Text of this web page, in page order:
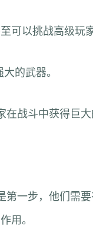
可以挑战高级玩家
的武器。
战斗中获得巨大
一步，他们需
用。